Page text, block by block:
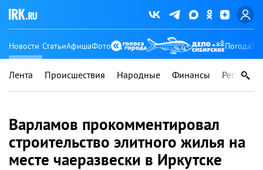
Новости СтатьиАфишаФото Погода
Лента Происшествия Народные Финансы Регионы
Варламов прокомментировал
строительство элитного жилья на
месте чаеразвески в Иркутске